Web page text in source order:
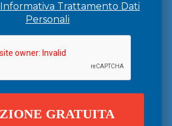
Informativa Trattamento Dati
Personali